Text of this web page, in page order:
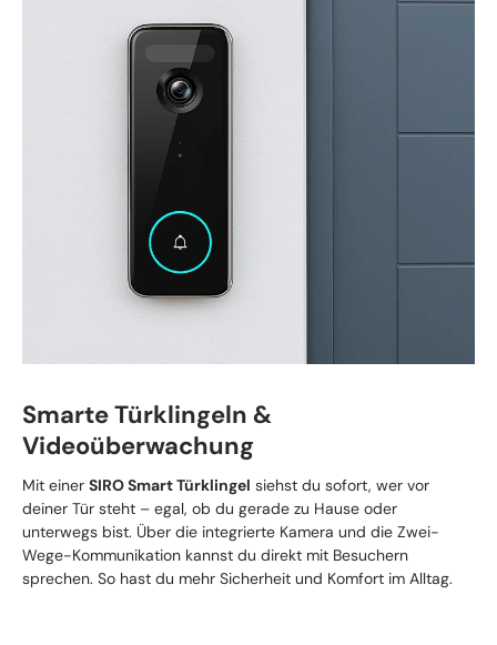
Smarte Türklingeln &
Videoüberwachung
Mit einer SIRO Smart Türklingel siehst du sofort, wer vor
deiner Tür steht – egal, ob du gerade zu Hause oder
unterwegs bist. Über die integrierte Kamera und die Zwei-
Wege-Kommunikation kannst du direkt mit Besuchern
sprechen. So hast du mehr Sicherheit und Komfort im Alltag.